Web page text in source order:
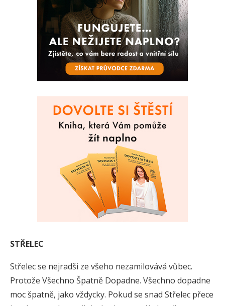
STŘELEC
Střelec se nejradši ze všeho nezamilovává vůbec.
Protože Všechno Špatně Dopadne. Všechno dopadne
moc špatně, jako vždycky. Pokud se snad Střelec přece